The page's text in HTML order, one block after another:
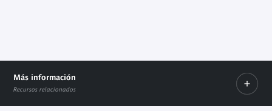
Más información
Recursos relacionados